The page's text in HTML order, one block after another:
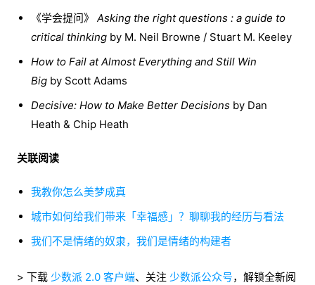
《学会提问》 Asking the right questions : a guide to
critical thinking by M. Neil Browne / Stuart M. Keeley
How to Fail at Almost Everything and Still Win
Big by Scott Adams
Decisive: How to Make Better Decisions by Dan
Heath & Chip Heath
关联阅读
我教你怎么美梦成真
城市如何给我们带来「幸福感」？聊聊我的经历与看法
我们不是情绪的奴隶，我们是情绪的构建者
> 下载 少数派 2.0 客户端、关注 少数派公众号，解锁全新阅